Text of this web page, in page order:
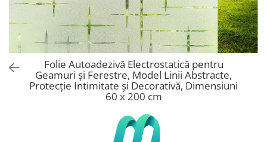
Stickere Copii
Stickere Florale
Stickere Diverse
Stickere Pentru Usi
Unelte - Accesorii DIY
Markere Corectoare - Retuș
Folie Autoadezivă Electrostatică pentru
Geamuri și Ferestre, Model Linii Abstracte,
Protecție Intimitate și Decorativă, Dimensiuni
60 x 200 cm